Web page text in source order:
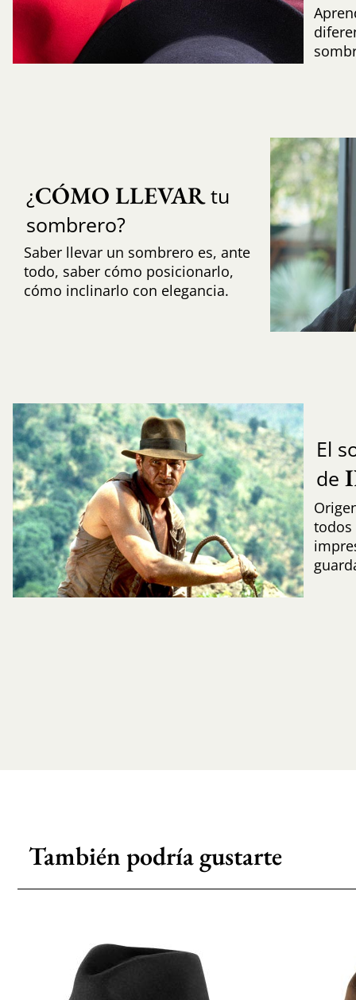
¿CÓMO LLEVARtu
sombrero?
Saber llevar un sombrero es, ante
todo, saber cómo posicionarlo,
cómo inclinarlo con elegancia.
El
de
todos
También podría gustarte